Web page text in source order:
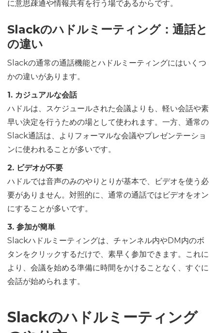
に意思疎通や情報共有を行う場であるからです。
Slackのハドルミーティング：通話と
の違い
Slackの通常の通話機能とハドルミーティングにはいくつ
かの違いがあります。
1. カジュアルな会話
ハドルは、スケジュールされた会議よりも、軽い会話や素
早い決定を行うための場として使われます。一方、通常の
Slack通話は、よりフォーマルな会議やプレゼンテーショ
ンに使われることが多いです。
2. ビデオが不要
ハドルでは音声のみのやりとりが基本で、ビデオを使う必
要がありません。対照的に、通常の通話ではビデオをオン
にすることが多いです。
3. 参加が簡単
Slackハドルミーティングは、チャンネル内やDM内のボ
タンをクリックするだけで、素早く参加できます。これに
より、会議を始める準備に時間をかけることなく、すぐに
会話が始められます。
Slackのハドルミーティング